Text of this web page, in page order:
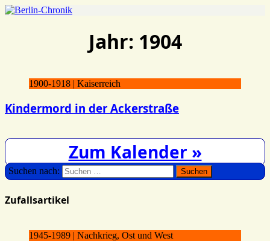
Jahr: 1904
1900-1918 | Kaiserreich
Kindermord in der Ackerstraße
Zum Kalender »
Suchen nach:
Zufallsartikel
1945-1989 | Nachkrieg, Ost und West